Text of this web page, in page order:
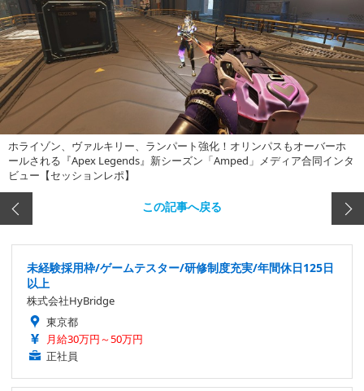
ホライゾン、ヴァルキリー、ランパート強化！オリンパスもオーバーホ
ールされる『Apex Legends』新シーズン「Amped」メディア合同インタ
ビュー【セッションレポ】
この記事へ戻る
未経験採用枠/ゲームテスター/研修制度充実/年間休日125日
以上
株式会社HyBridge
東京都
月給30万円～50万円
正社員